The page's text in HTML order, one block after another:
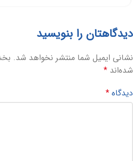
دیدگاهتان را بنویسید
نشانی ایمیل شما منتشر نخواهد شد.
شده‌اند *
دیدگاه *